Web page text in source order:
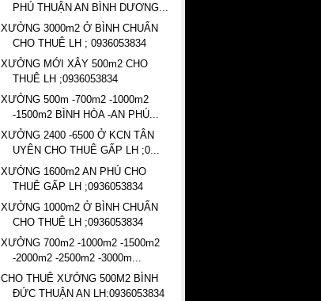
PHÚ THUẬN AN BÌNH DƯƠNG...
XƯỞNG 3000m2 Ở BÌNH CHUẨN
CHO THUÊ LH ; 0936053834
XƯỞNG MỚI XÂY 500m2 CHO
THUÊ LH ;0936053834
XƯỞNG 500m -700m2 -1000m2
-1500m2 BÌNH HÒA -AN PHÚ...
XƯỞNG 2400 -6500 Ở KCN TÂN
UYÊN CHO THUÊ GẤP LH ;0...
XƯỞNG 1600m2 AN PHÚ CHO
THUÊ GẤP LH ;0936053834
XƯỞNG 1000m2 Ở BÌNH CHUẨN
CHO THUÊ LH ;0936053834
XƯỞNG 700m2 -1000m2 -1500m2
-2000m2 -2500m2 -3000m...
CHO THUÊ XƯỞNG 500M2 BÌNH
ĐỨC THUẬN AN LH:0936053834